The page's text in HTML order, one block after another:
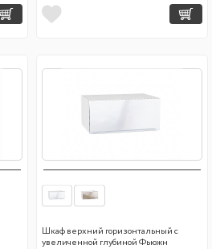
Шкаф верхний горизонтальный с
увеличенной глубиной Фьюжн